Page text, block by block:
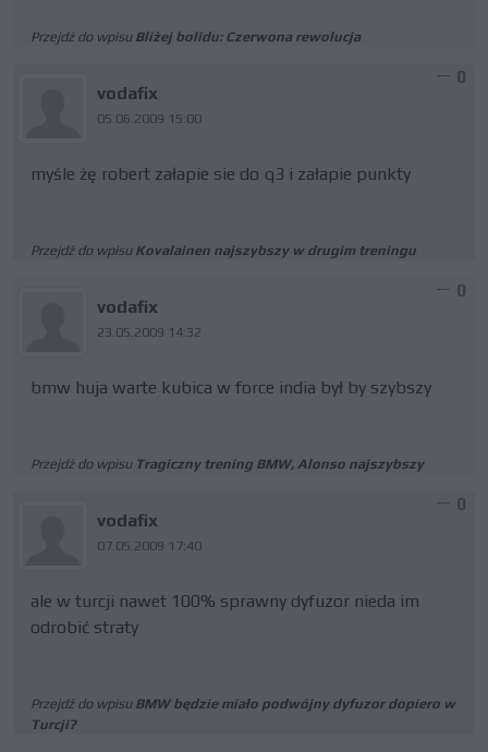
Przejdź do wpisu Bliżej bolidu: Czerwona rewolucja
vodafix
05.06.2009 15:00
0
myśle żę robert załapie sie do q3 i załapie punkty
Przejdź do wpisu Kovalainen najszybszy w drugim treningu
vodafix
23.05.2009 14:32
0
bmw huja warte kubica w force india był by szybszy
Przejdź do wpisu Tragiczny trening BMW, Alonso najszybszy
vodafix
07.05.2009 17:40
0
ale w turcji nawet 100% sprawny dyfuzor nieda im
odrobić straty
Przejdź do wpisu BMW będzie miało podwójny dyfuzor dopiero w
Turcji?